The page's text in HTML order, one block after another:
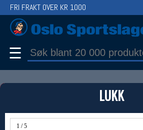
LUKK
1 / 5
FRI FRAKT OVER KR 1000
☰
PRODUKT
Produkter (1)
Bruk filter til å